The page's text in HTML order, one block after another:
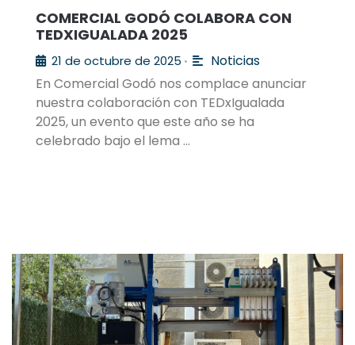
COMERCIAL GODÓ COLABORA CON
TEDXIGUALADA 2025
21 de octubre de 2025 •
Noticias
En Comercial Godó nos complace anunciar
nuestra colaboración con TEDxIgualada
2025, un evento que este año se ha
celebrado bajo el lema …